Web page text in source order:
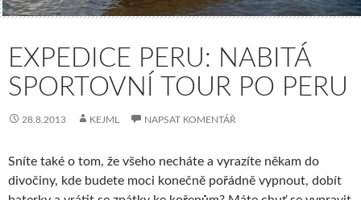
EXPEDICE PERU: NABITÁ
SPORTOVNÍ TOUR PO PERU
28.8.2013 KEJML NAPSAT KOMENTÁŘ
Sníte také o tom, že všeho necháte a vyrazíte někam do
divočiny, kde budete moci konečně pořádně vypnout, dobít